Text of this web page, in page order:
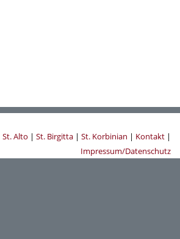
St. Alto | St. Birgitta | St. Korbinian | Kontakt |
Impressum/Datenschutz